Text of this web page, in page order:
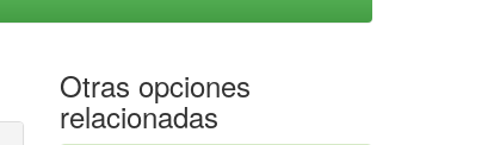
Otras opciones
relacionadas